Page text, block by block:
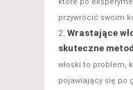
przywrócić swoim
Wrastające
skuteczne
włoski to problem,
pojawiający się po